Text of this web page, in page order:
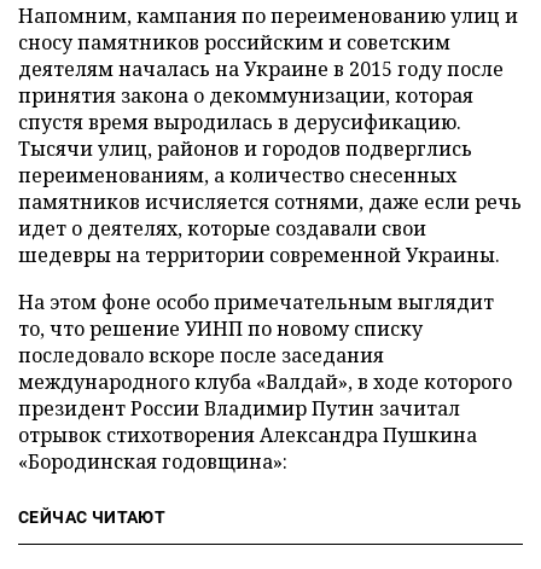
Напомним, кампания по переименованию улиц и
сносу памятников российским и советским
деятелям началась на Украине в 2015 году после
принятия закона о декоммунизации, которая
спустя время выродилась в дерусификацию.
Тысячи улиц, районов и городов подверглись
переименованиям, а количество снесенных
памятников исчисляется сотнями, даже если речь
идет о деятелях, которые создавали свои
шедевры на территории современной Украины.
На этом фоне особо примечательным выглядит
то, что решение УИНП по новому списку
последовало вскоре после заседания
международного клуба «Валдай», в ходе которого
президент России Владимир Путин зачитал
отрывок стихотворения Александра Пушкина
«Бородинская годовщина»:
СЕЙЧАС ЧИТАЮТ